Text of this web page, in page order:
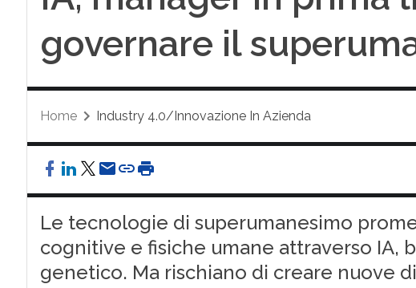
governare il
Home Industry 4.0/Innovazione In Azienda
Le tecnologie di superumanesimo
cognitive e fisiche umane attraverso IA,
genetico. Ma rischiano di creare nuove